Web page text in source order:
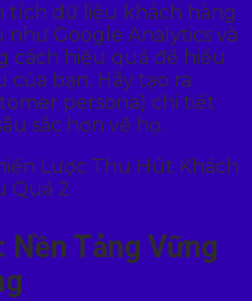
tích dữ liệu khách hàng
như Google Analytics và
cách hiệu quả để hiểu
bạn. Hãy tạo ra
persona) chi tiết
sắc hơn về họ.
Tảng Vững